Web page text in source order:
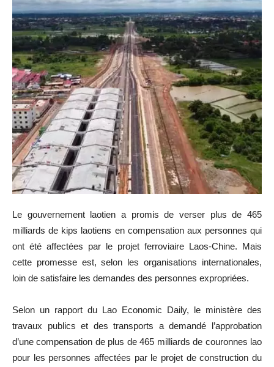
Le gouvernement laotien a promis de verser plus de 465
milliards de kips laotiens en compensation aux personnes qui
ont été affectées par le projet ferroviaire Laos-Chine. Mais
cette promesse est, selon les organisations internationales,
loin de satisfaire les demandes des personnes expropriées.
Selon un rapport du Lao Economic Daily, le ministère des
travaux publics et des transports a demandé l’approbation
d’une compensation de plus de 465 milliards de couronnes lao
pour les personnes affectées par le projet de construction du